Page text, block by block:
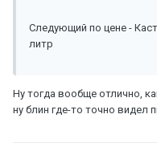
Следующий по цене -
литр
Ну тогда вообще отлично,
ну блин где-то точно видел